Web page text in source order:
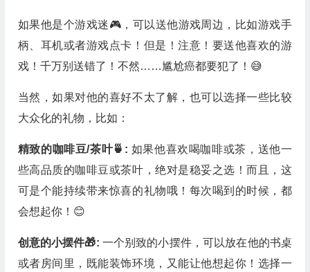
如果他是个游戏迷🎮，可以送他游戏周边，比如游戏手
柄、耳机或者游戏点卡！但是！注意！要送他喜欢的游
戏！千万别送错了！不然……尴尬癌都要犯了！😅
当然，如果对他的喜好不太了解，也可以选择一些比较
大众化的礼物，比如：
精致的咖啡豆/茶叶🍵: 如果他喜欢喝咖啡或茶，送他一
些高品质的咖啡豆或茶叶，绝对是稳妥之选！而且，这
可是个能持续带来惊喜的礼物哦！每次喝到的时候，都
会想起你！😊
创意的小摆件🎁: 一个别致的小摆件，可以放在他的书桌
或者房间里，既能装饰环境，又能让他想起你！选择一